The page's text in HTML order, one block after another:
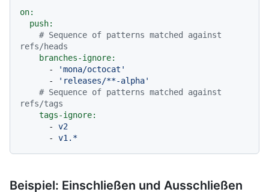
on:
push:
# Sequence of patterns matched against
refs/heads
branches-ignore:
-
'mona/octocat'
-
'releases/**-alpha'
# Sequence of patterns matched against
refs/tags
tags-ignore:
-
v2
-
v1.*
Beispiel: Einschließen und Ausschließen